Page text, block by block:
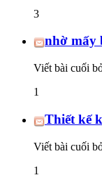
3
nhờ mấy
Viết bài cuối
1
Thiết kế
Viết bài cuối
1